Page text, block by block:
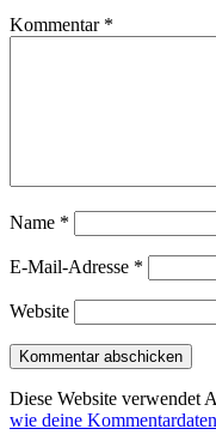
Kommentar *
Name *
E-Mail-Adresse *
Website
Diese Website verwendet
wie deine